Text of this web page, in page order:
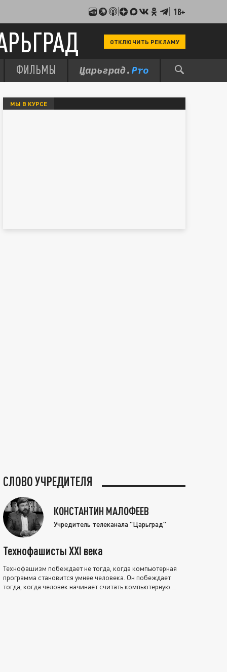
18+
ОТКЛЮЧИТЬ РЕКЛАМУ
ФИЛЬМЫ
МЫ В КУРСЕ
СЛОВО УЧРЕДИТЕЛЯ
КОНСТАНТИН МАЛОФЕЕВ
Учредитель телеканала "Царьград"
Технофашисты XXI века
Технофашизм побеждает не тогда, когда компьютерная
программа становится умнее человека. Он побеждает
тогда, когда человек начинает считать компьютерную